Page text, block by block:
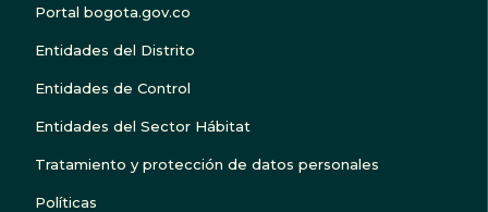
Portal bogota.gov.co
Entidades del Distrito
Entidades de Control
Entidades del Sector Hábitat
Tratamiento y protección de datos personales
Políticas